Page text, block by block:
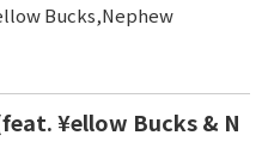
Bucks,Nephew
¥ellow Bucks & N